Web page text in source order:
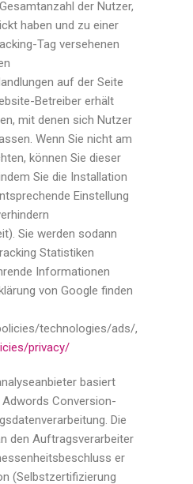
der Nutzer,
haben und zu einer
Tag versehenen
auf der Seite
Betreiber erhält
mit denen sich Nutzer
Wenn Sie nicht am
können Sie dieser
Sie die Installation
Einstellung
Sie werden sodann
Statistiken
Informationen
von Google finden
technologies/ads/,
privacy/
basiert
Conversion-
Die
den Auftragsverarbeiter
er
(Selbstzertifizierung